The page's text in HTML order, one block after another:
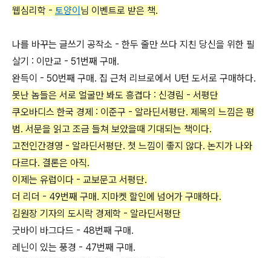
웹심리학 - 토양이 님 이벤트로 받은 책.
나를 바꾸는 글쓰기 공작소 - 한두 줄만 쓰다 지친 당신을 위한 필
살기 : 이만교 - 51번째 구매.
완득이 - 50번째 구매. 집 근처 리브로에서 U턴 도서로 구매하다.
못난 놈들은 서로 얼굴만 봐도 흥겹다 : 신경림 - 서평단
쿠오바디스 한국 경제 : 이준구 - 알라딘서평단. 제목의 느낌은 평
범. 서문을 읽고 조금 들쳐 보았을때 기대되는 책이다.
고전인간경영 - 알라딘서평단. 첫 느낌이 좋지 않다. 논지가 나와
다르다. 결론은 아직.
이제는 유럽이다 - 교보문고 서평단.
더 리더 - 49번째 구매. 지마켓 할인에 넘어가 구매하다.
김원장 기자의 도시락 경제학 - 알라딘서평단
굿바이 바그다드 - 48번째 구매.
레닌이 있는 풍경 - 47번째 구매.